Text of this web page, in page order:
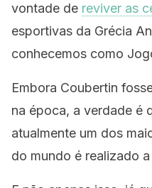
vontade de reviver as
esportivas da Grécia
conhecemos como
Embora Coubertin
na época, a verdade é
atualmente um dos
do mundo é realizado